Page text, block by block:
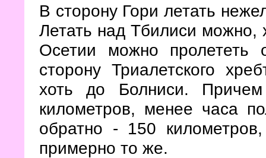
В сторону Гори летать
Летать над Тбилиси
Осетии можно
сторону Триалетского
хоть до Болниси.
километров, менее часа
обратно - 150
примерно то же.